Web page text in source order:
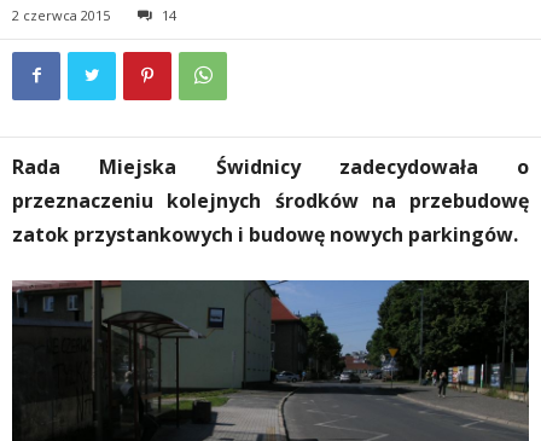
2 czerwca 2015 14
Rada Miejska Świdnicy zadecydowała o
przeznaczeniu kolejnych środków na przebudowę
zatok przystankowych i budowę nowych parkingów.